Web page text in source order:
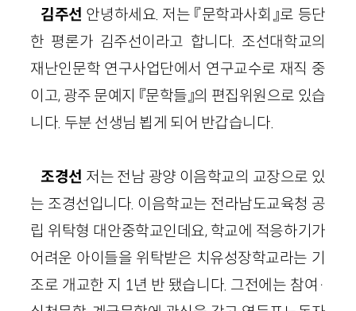
김주선 안녕하세요. 저는 『문학과사회』로 등단
한 평론가 김주선이라고 합니다. 조선대학교의
재난인문학 연구사업단에서 연구교수로 재직 중
이고, 광주 문예지 『문학들』의 편집위원으로 있습
니다. 두분 선생님 뵙게 되어 반갑습니다.
조경선 저는 전남 광양 이음학교의 교장으로 있
는 조경선입니다. 이음학교는 전라남도교육청 공
립 위탁형 대안중학교인데요, 학교에 적응하기가
어려운 아이들을 위탁받은 치유성장학교라는 기
조로 개교한 지 1년 반 됐습니다. 그전에는 참여·